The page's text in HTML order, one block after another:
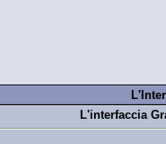
L'interfaccia